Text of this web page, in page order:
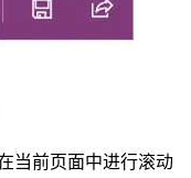
当前页面中进行滚动